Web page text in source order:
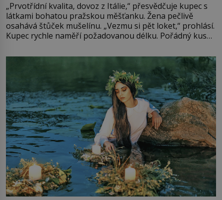
„Prvotřídní kvalita, dovoz z Itálie,“ přesvědčuje kupec s
látkami bohatou pražskou měšťanku. Žena pečlivě
osahává štůček mušelínu. „Vezmu si pět loket,“ prohlásí.
Kupec rychle naměří požadovanou délku. Pořádný kus
milostpaní. Stačí jenom na sukni,“ zhodnotí švadlena
množství růžového mušelínu. „Ošidili vás, podívejte.“